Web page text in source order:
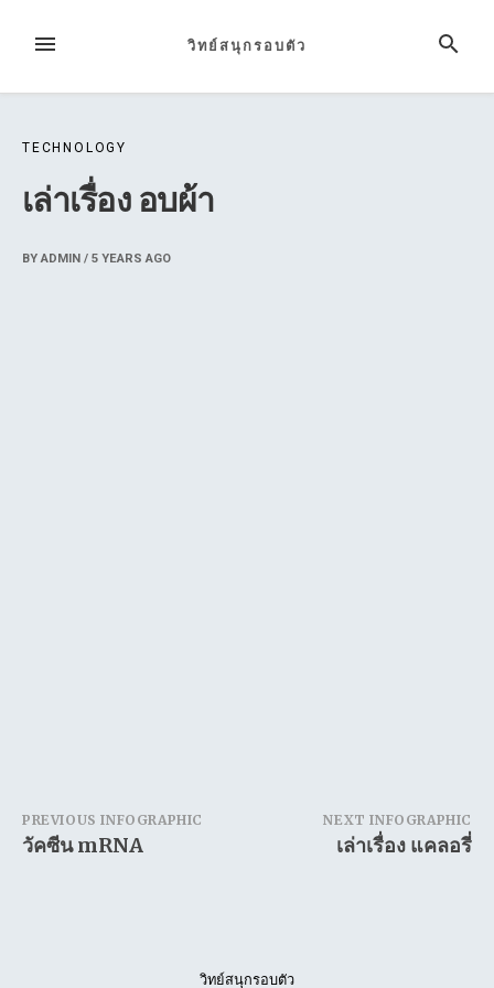
MENU SEARCH
วิทย์สนุกรอบตัว
TECHNOLOGY
เล่าเรื่อง อบผ้า
BYADMIN / 5 YEARS AGO
Post
navigation
PREVIOUS INFOGRAPHIC
วัคซีน mRNA
NEXT INFOGRAPHIC
เล่าเรื่อง แคลอรี่
วิทย์สนุกรอบตัว